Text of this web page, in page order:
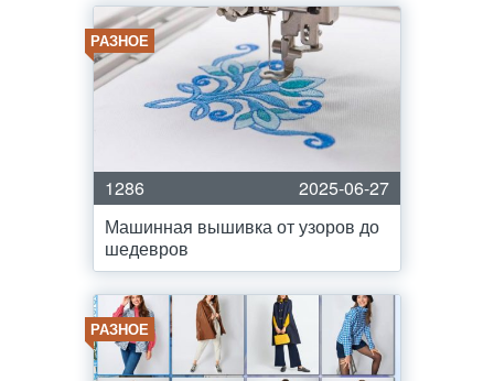
РАЗНОЕ
1286
2025-06-27
Машинная вышивка от узоров до
шедевров
РАЗНОЕ